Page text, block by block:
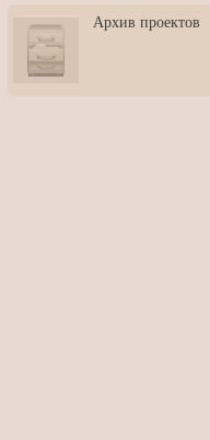
скульптором Дмитрием
Тугариновым
АртБульвар в День города
Архив проектов